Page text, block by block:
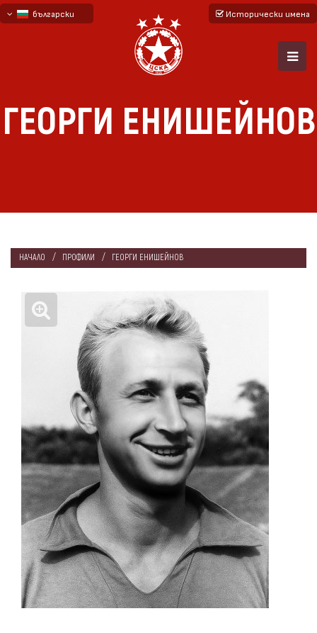
български
Исторически имена
ГЕОРГИ ЕНИШЕЙНОВ
НАЧАЛО ПРОФИЛИ ГЕОРГИ ЕНИШЕЙНОВ